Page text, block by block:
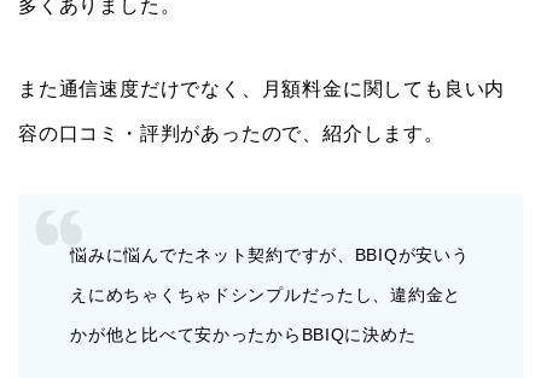
多くありました。
また通信速度だけでなく、月額料金に関しても良い内
容の口コミ・評判があったので、紹介します。
悩みに悩んでたネット契約ですが、BBIQが安いう
えにめちゃくちゃドシンプルだったし、違約金と
かが他と比べて安かったからBBIQに決めた